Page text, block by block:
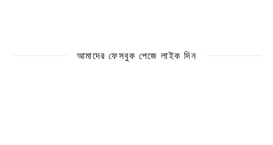
আমাদের ফেসবুক পেজে লাইক দিন